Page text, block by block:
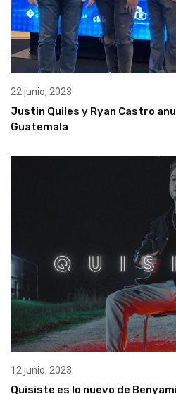
22 junio, 2023
Justin Quiles y Ryan Castro
Guatemala
12 junio, 2023
Quisiste es lo nuevo de